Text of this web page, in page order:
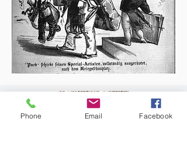
Phone Email Facebook